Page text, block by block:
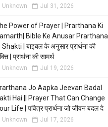
Unknown Jul 31, 2026
Power of Prayer | Prarthana Ki
Bible Ke Anusar Prarthana
Shakti | बाइबल के अनुसार प्रार्थना की
| प्रार्थना की सामर्थ
Unknown Jul 19, 2026
Jo Aapka Jeevan Badal
Hai || Prayer That Can Change
Life | पवित्र प्रार्थना जो जीवन बदल दे
Unknown Jul 17, 2026